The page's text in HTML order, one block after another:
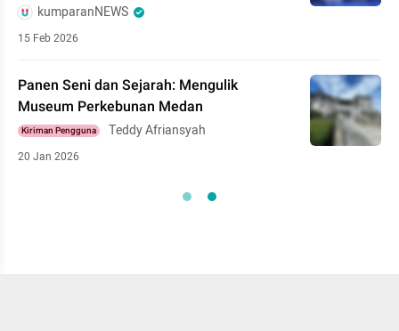
kumparanNEWS
15 Feb 2026
Panen Seni dan Sejarah: Mengulik
Museum Perkebunan Medan
Kiriman Pengguna Teddy Afriansyah
20 Jan 2026